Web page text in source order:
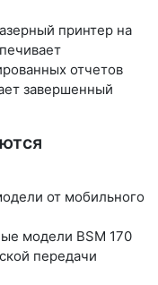
принтер на
отчетов
завершенный
от мобильного
модели BSM 170
передачи